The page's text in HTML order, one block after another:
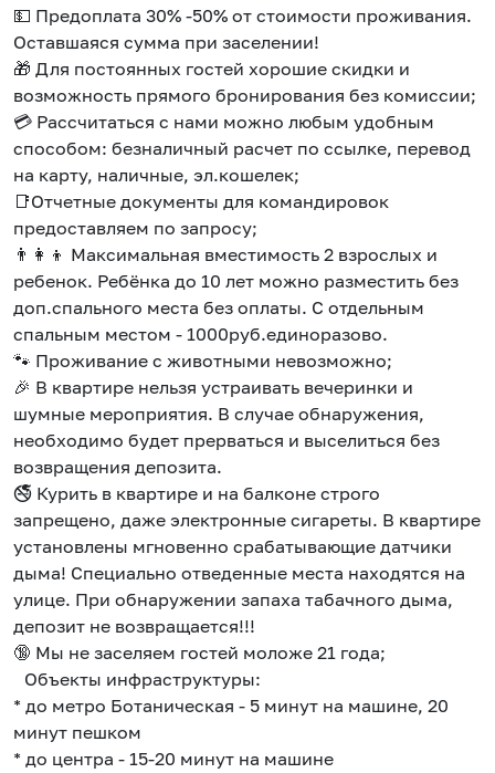
💵 Предоплата 30% -50% от стоимости проживания.
Оставшаяся сумма при заселении!
🎁 Для постоянных гостей хорошие скидки и
возможность прямого бронирования без комиссии;
💳 Рассчитаться с нами можно любым удобным
способом: безналичный расчет по ссылке, перевод
на карту, наличные, эл.кошелек;
📑Отчетные документы для командировок
предоставляем по запросу;
👨‍👩‍👦 Максимальная вместимость 2 взрослых и
ребенок. Ребёнка до 10 лет можно разместить без
доп.спального места без оплаты. С отдельным
спальным местом - 1000руб.единоразово.
🐾 Проживание с животными невозможно;
🎉 В квартире нельзя устраивать вечеринки и
шумные мероприятия. В случае обнаружения,
необходимо будет прерваться и выселиться без
возвращения депозита.
🚭 Курить в квартире и на балконе строго
запрещено, даже электронные сигареты. В квартире
установлены мгновенно срабатывающие датчики
дыма! Специально отведенные места находятся на
улице. При обнаружении запаха табачного дыма,
депозит не возвращается!!!
🔞 Мы не заселяем гостей моложе 21 года;
Объекты инфраструктуры:
* до метро Ботаническая - 5 минут на машине, 20
минут пешком
* до центра - 15-20 минут на машине